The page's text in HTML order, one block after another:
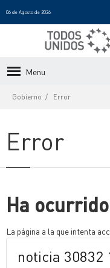
06 de Agosto de 2026
Menu
Gobierno Error
Error
Ha
La página a la que intenta